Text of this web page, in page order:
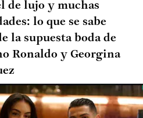
de lujo y muchas
lo que se sabe
la supuesta boda de
Ronaldo y Georgina